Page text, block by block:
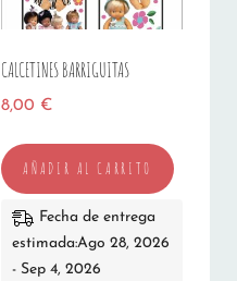
CALCETINES BARRIGUITAS
8,00 €
AÑADIR AL CARRITO
Fecha de entrega
estimada:Ago 28, 2026
- Sep 4, 2026